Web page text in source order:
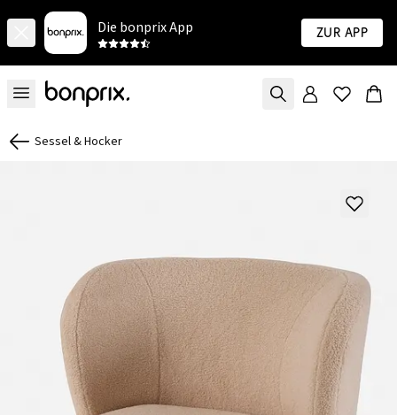
Die bonprix App Zur App
Sessel & Hocker